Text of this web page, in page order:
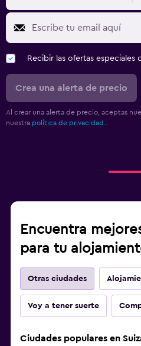
Recibir las ofertas especiales
Crea una alerta de precio
Al crear una alerta de precio, aceptas
nuestra política de privacidad.
Encuentra
para tu
Otras ciudades
Voy a tener suerte
Ciudades populares en